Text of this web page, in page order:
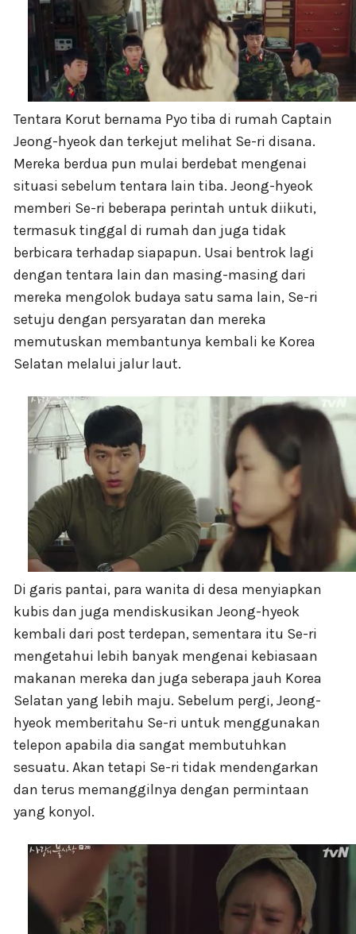
Tentara Korut bernama Pyo tiba di rumah Captain
Jeong-hyeok dan terkejut melihat Se-ri disana.
Mereka berdua pun mulai berdebat mengenai
situasi sebelum tentara lain tiba. Jeong-hyeok
memberi Se-ri beberapa perintah untuk diikuti,
termasuk tinggal di rumah dan juga tidak
berbicara terhadap siapapun. Usai bentrok lagi
dengan tentara lain dan masing-masing dari
mereka mengolok budaya satu sama lain, Se-ri
setuju dengan persyaratan dan mereka
memutuskan membantunya kembali ke Korea
Selatan melalui jalur laut.
Di garis pantai, para wanita di desa menyiapkan
kubis dan juga mendiskusikan Jeong-hyeok
kembali dari post terdepan, sementara itu Se-ri
mengetahui lebih banyak mengenai kebiasaan
makanan mereka dan juga seberapa jauh Korea
Selatan yang lebih maju. Sebelum pergi, Jeong-
hyeok memberitahu Se-ri untuk menggunakan
telepon apabila dia sangat membutuhkan
sesuatu. Akan tetapi Se-ri tidak mendengarkan
dan terus memanggilnya dengan permintaan
yang konyol.